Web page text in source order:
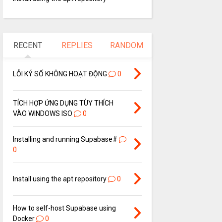
RECENT REPLIES RANDOM
LỖI KÝ SỐ KHÔNG HOẠT ĐỘNG 0
TÍCH HỢP ỨNG DỤNG TÙY THÍCH
VÀO WINDOWS ISO
0
Installing and running Supabase#
0
Install using the apt repository 0
How to self-host Supabase using
Docker
0